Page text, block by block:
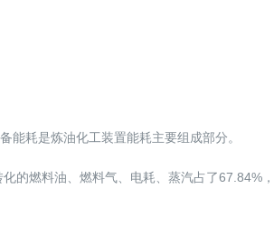
能耗是炼油化工装置能耗主要组成部分。
燃料油、燃料气、电耗、蒸汽占了67.84%